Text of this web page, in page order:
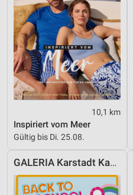
10,1 km
Inspiriert vom Meer
Gültig bis Di. 25.08.
GALERIA Karstadt Kaufhof